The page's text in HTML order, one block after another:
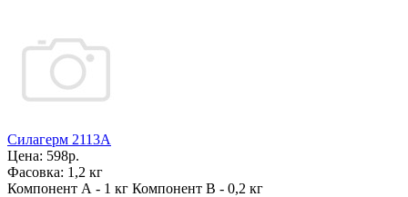
Силагерм 2113А
Цена: 598р.
Фасовка: 1,2 кг
Компонент А - 1 кг Компонент В - 0,2 кг